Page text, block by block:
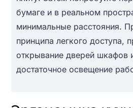
бумаге и в реальном
минимальные расстояния.
принципа легкого доступа,
открывание дверей шкафов
достаточное освещение